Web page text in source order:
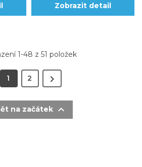
Zobrazit detail
1-48 z 51 položek
1 2 
na začátek 